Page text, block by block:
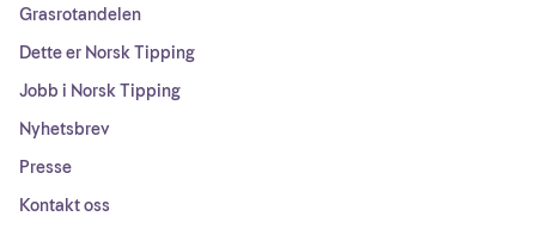
Grasrotandelen
Dette er Norsk Tipping
Jobb i Norsk Tipping
Nyhetsbrev
Presse
Kontakt oss